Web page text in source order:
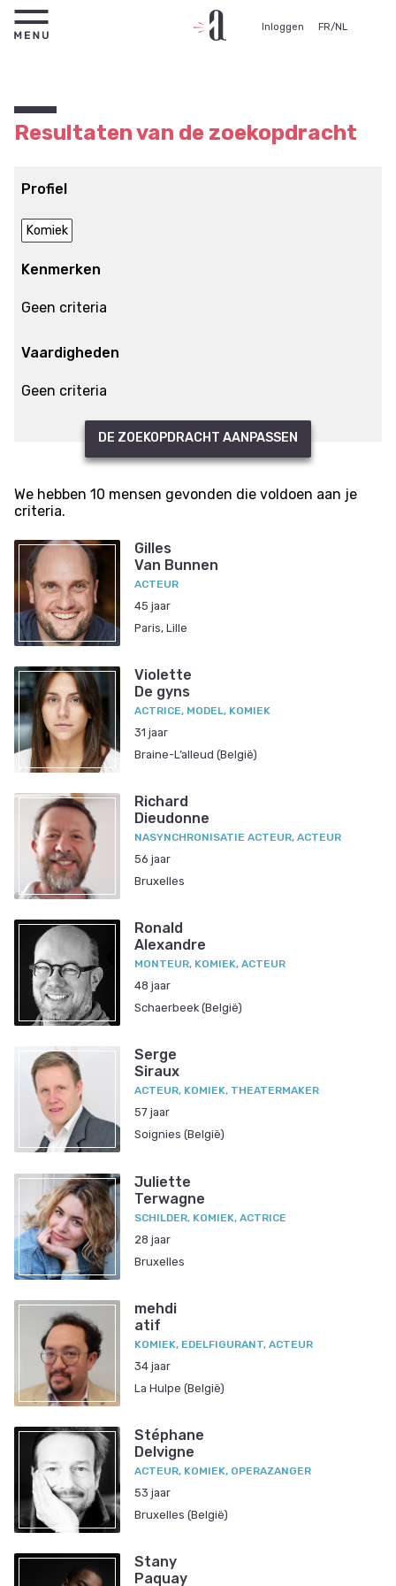
Inloggen FR/NL
Resultaten van de zoekopdracht
Profiel
Komiek
Kenmerken
Geen criteria
Vaardigheden
Geen criteria
DE ZOEKOPDRACHT AANPASSEN
We hebben 10 mensen gevonden die voldoen aan je
criteria.
Gilles
Van Bunnen
ACTEUR
45 jaar
Paris, Lille
Violette
De gyns
ACTRICE, MODEL, KOMIEK
31 jaar
Braine-L’alleud (België)
Richard
Dieudonne
NASYNCHRONISATIE ACTEUR, ACTEUR
56 jaar
Bruxelles
Ronald
Alexandre
MONTEUR, KOMIEK, ACTEUR
48 jaar
Schaerbeek (België)
Serge
Siraux
ACTEUR, KOMIEK, THEATERMAKER
57 jaar
Soignies (België)
Juliette
Terwagne
SCHILDER, KOMIEK, ACTRICE
28 jaar
Bruxelles
mehdi
atif
KOMIEK, EDELFIGURANT, ACTEUR
34 jaar
La Hulpe (België)
Stéphane
Delvigne
ACTEUR, KOMIEK, OPERAZANGER
53 jaar
Bruxelles (België)
Stany
Paquay